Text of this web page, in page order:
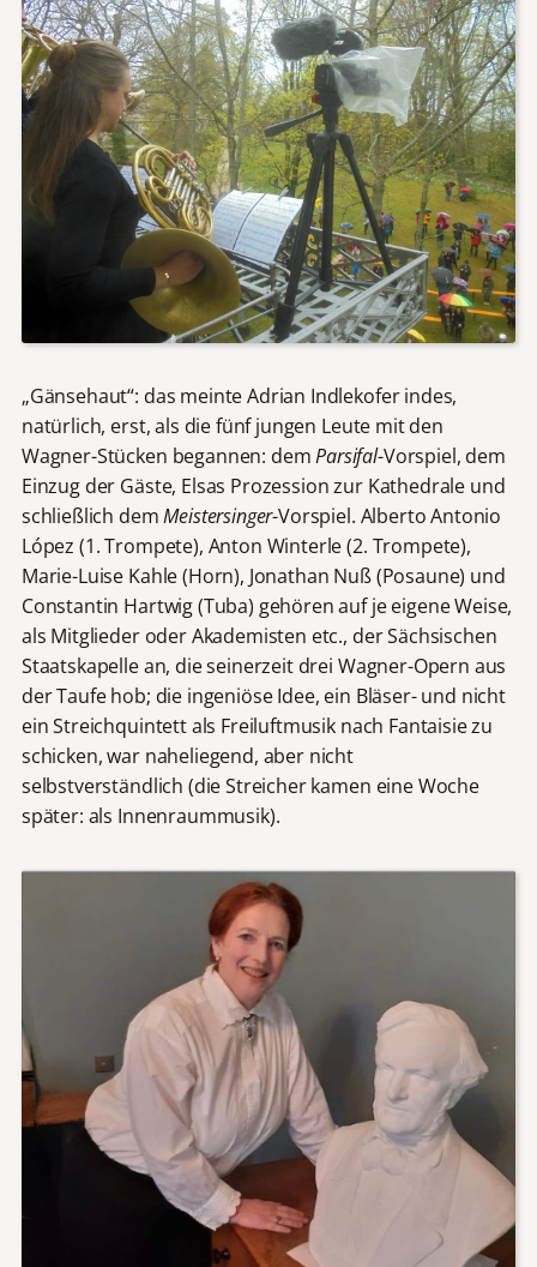
„Gänsehaut“: das meinte Adrian Indlekofer indes,
natürlich, erst, als die fünf jungen Leute mit den
Wagner-Stücken begannen: demParsifal-Vorspiel, dem
Einzug der Gäste, Elsas Prozession zur Kathedrale und
schließlich demMeistersinger-Vorspiel. Alberto Antonio
López (1. Trompete), Anton Winterle (2. Trompete),
Marie-Luise Kahle (Horn), Jonathan Nuß (Posaune) und
Constantin Hartwig (Tuba) gehören auf je eigene Weise,
als Mitglieder oder Akademisten etc., der Sächsischen
Staatskapelle an, die seinerzeit drei Wagner-Opern aus
der Taufe hob; die ingeniöse Idee, ein Bläser- und nicht
ein Streichquintett als Freiluftmusik nach Fantaisie zu
schicken, war naheliegend, aber nicht
selbstverständlich (die Streicher kamen eine Woche
später: als Innenraummusik).